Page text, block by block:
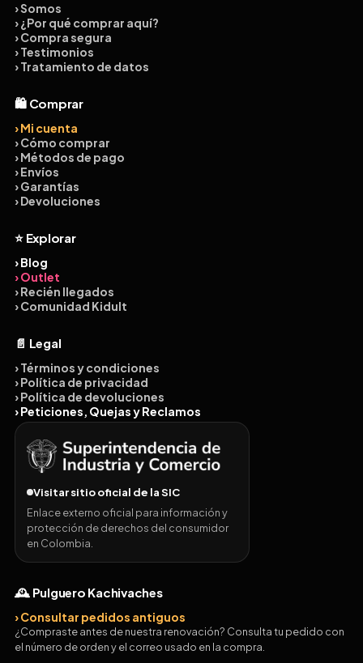
› Somos
› ¿Por qué comprar aquí?
› Compra segura
› Testimonios
› Tratamiento de datos
🛍️ Comprar
› Mi cuenta
› Cómo comprar
› Métodos de pago
› Envíos
› Garantías
› Devoluciones
⭐ Explorar
› Blog
› Outlet
› Recién llegados
› Comunidad Kidult
📄 Legal
› Términos y condiciones
› Política de privacidad
› Política de devoluciones
› Peticiones, Quejas y Reclamos
Visitar sitio oficial de la SIC
Enlace externo oficial para información y
protección de derechos del consumidor
en Colombia.
🕰️ Pulguero Kachivaches
› Consultar pedidos antiguos
¿Compraste antes de nuestra renovación? Consulta tu pedido con
el número de orden y el correo usado en la compra.